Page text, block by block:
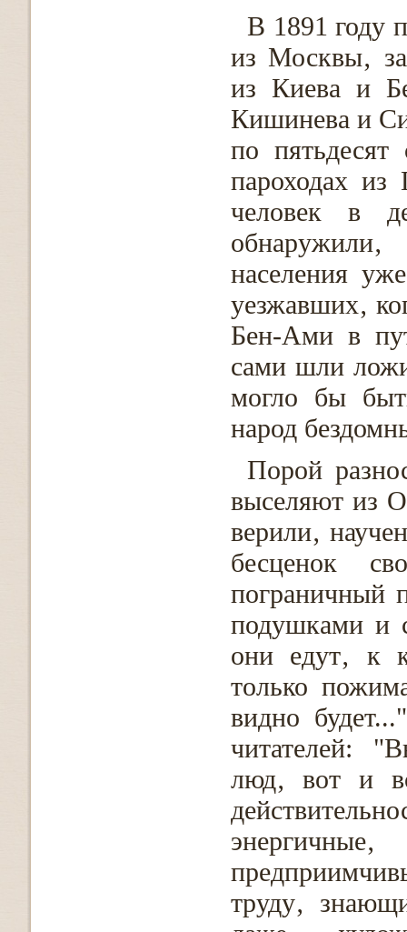
В 1891 году
из Москвы‚
из Киева и
Кишинева и
по
пароходах
человек в
обнаружили‚
населения
уезжавших‚
Бен-Ами в
сами шли
могло бы
народ
Порой
выселяют из
верили‚
бесценок
пограничный
подушками и
они едут‚ к
только
видно
читателей:
люд‚ вот и
труду‚